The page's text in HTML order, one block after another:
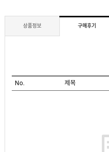
상품정보 구매후기
No. 제목